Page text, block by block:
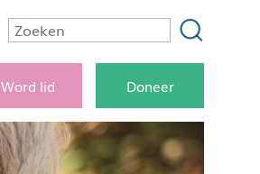
Word lid Doneer